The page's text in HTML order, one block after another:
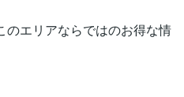
のエリアならではのお得な情